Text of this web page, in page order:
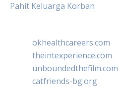
Pahit Keluarga Korban
okhealthcareers.com
theintexperience.com
unboundedthefilm.com
catfriends-bg.org